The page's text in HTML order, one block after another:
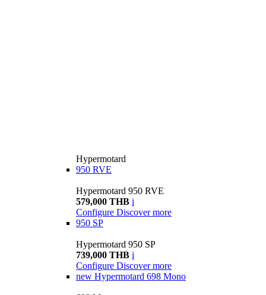
Hypermotard
950 RVE
Hypermotard 950 RVE
579,000 THB i
Configure Discover more
950 SP
Hypermotard 950 SP
739,000 THB i
Configure Discover more
new Hypermotard 698 Mono